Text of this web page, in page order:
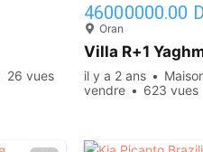
26 vues
46000000.00
Oran
il y a 2 ans
vendre
623 vues